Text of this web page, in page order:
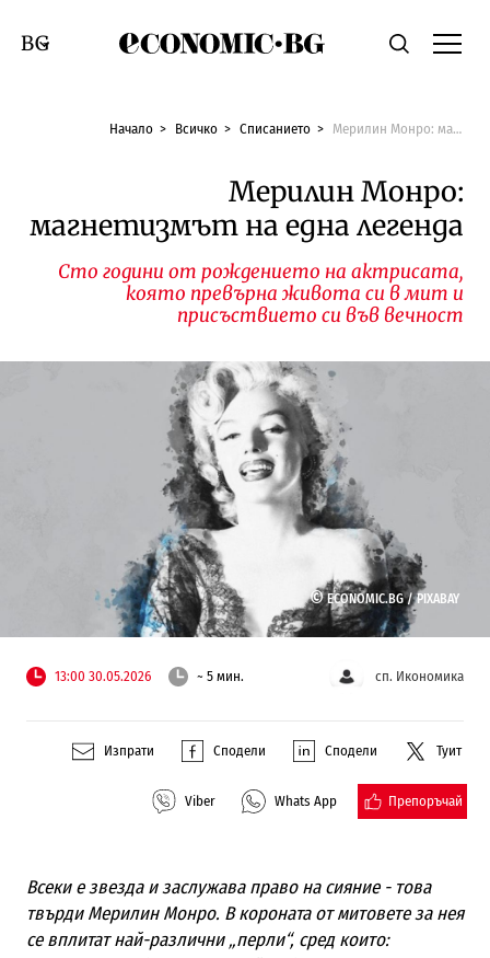
Economic.bgТърсене
Смяна на език
Начало Всичко Списанието Мерилин Монро: магнетизмът на една легенда
Мерилин Монро:
магнетизмът на една легенда
Сто години от рождението на актрисата,
която превърна живота си в мит и
присъствието си във вечност
©ECONOMIC.BG /PIXABAY
13:00 30.05.2026 ~ 5 мин. сп. Икономика
Изпрати Сподели Сподели Туит
Viber Whats App Препоръчай
Всеки е звезда и заслужава право на сияние - това
твърди Мерилин Монро. В короната от митовете за нея
се вплитат най-различни „перли“, сред които: